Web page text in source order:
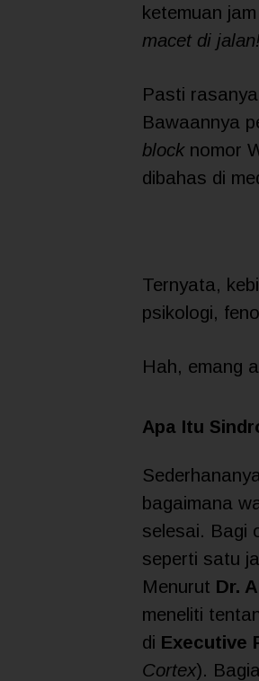
ketemuan
macet di
Pasti
Bawaannya
blocknomor
dibahas di
Ternyata,
psikologi,
Hah, emang
Apa Itu
bagaimana
selesai. Bagi
seperti satu
Menurut Dr.
meneliti
di Executive
Cortex).